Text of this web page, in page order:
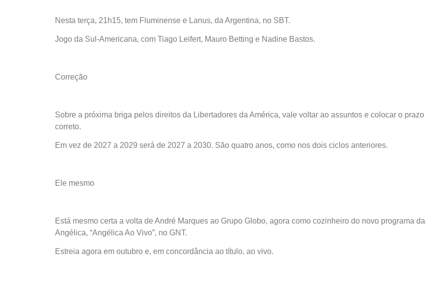
Nesta terça, 21h15, tem Fluminense e Lanus, da Argentina, no SBT.
Jogo da Sul-Americana, com Tiago Leifert, Mauro Betting e Nadine Bastos.
Correção
Sobre a próxima briga pelos direitos da Libertadores da América, vale voltar ao assuntos e colocar o prazo
correto.
Em vez de 2027 a 2029 será de 2027 a 2030. São quatro anos, como nos dois ciclos anteriores.
Ele mesmo
Está mesmo certa a volta de André Marques ao Grupo Globo, agora como cozinheiro do novo programa da
Angélica, “Angélica Ao Vivo”, no GNT.
Estreia agora em outubro e, em concordância ao título, ao vivo.